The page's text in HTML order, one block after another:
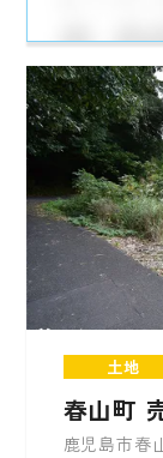
土地
春山町
鹿児島市春